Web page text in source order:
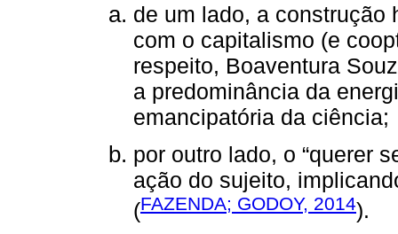
de um lado, a construção
com o capitalismo (e
respeito, Boaventura
a predominância da
emancipatória da ciência;
por outro lado, o “querer
ação do sujeito,
(FAZENDA; GODOY, 2014).